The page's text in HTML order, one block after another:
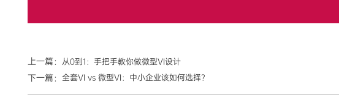
上一篇： 从0到1：手把手教你做微型VI设计
下一篇： 全套VI vs 微型VI：中小企业该如何选择？